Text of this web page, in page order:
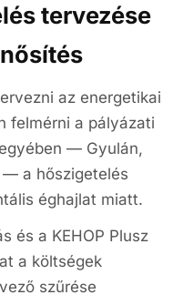
tervezése
az energetikai
felmérni a pályázati
— Gyulán,
— a hőszigetelés
éghajlat miatt.
és a KEHOP Plusz
a költségek
szűrése